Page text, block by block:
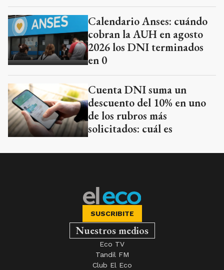
Calendario Anses: cuándo
cobran la AUH en agosto
2026 los DNI terminados
en 0
Cuenta DNI suma un
descuento del 10% en uno
de los rubros más
solicitados: cuál es
SUSCRIBITE
Nuestros medios
Eco TV
Tandil FM
Club El Eco